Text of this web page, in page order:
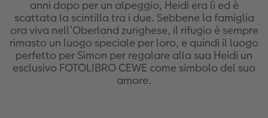
FOTOLIBRO CEWE Kids
Copertina in pelle e lino
Primi passi
Set di foto
Foto adesivi
Foto istantanee
hexxas
Plexiglas
Poster in alluminio
Foto biglietti
Cartoline postali
Cartoline singole con spedizione diretta
Animali domestici
Faber-Castell
Stampe artistiche
Cover in pelle
Cover in legno
Cover cellulare con tracolla
Calendario da parete A4 Panoramico
Calendario da parete A3
Calendario da tavolo quadrato
Regali d’addio
Fotoregali per Pasqua
per gli sposi
Concorsi fotografici
Storie dei clienti
App
anni dopo per un alpeggio, Heidi era lì ed è
scattata la scintilla tra i due. Sebbene la famiglia
ora viva nell’Oberland zurighese, il rifugio è sempre
rimasto un luogo speciale per loro, e quindi il luogo
perfetto per Simon per regalare alla sua Heidi un
esclusivo FOTOLIBRO CEWE come simbolo del suo
amore.